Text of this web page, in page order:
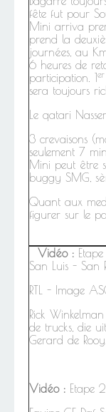
fête fut pour
Mini arriva
prend la
journées, au
6 heures de
participation. 1
er
sera toujours
Le qatari
3 crevaisons
seulement 7
Mini peut être
buggy SMG,
Quant aux
figurer sur le
Vidéo :
San Luis - San
RTL - Image
Rick
de trucks, die
Gerard de Rooy.
Vidéo : Etape